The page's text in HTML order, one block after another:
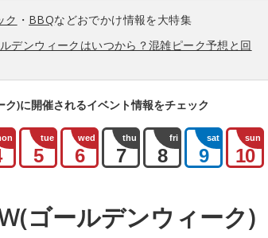
ク ・ BBQなどおでかけ情報を大特集
デンウィークはいつから？混雑ピーク予想と回
)に開催されるイベント情報をチェック
tue
5
wed
6
thu
7
fri
8
sat
9
sun
10
ゴールデンウィーク)